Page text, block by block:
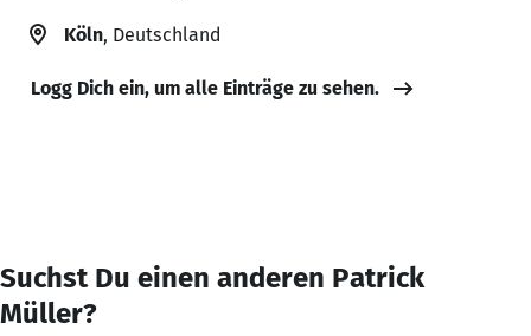
Köln, Deutschland
Logg Dich ein, um alle Einträge zu sehen.
Suchst Du einen anderen Patrick
Müller?